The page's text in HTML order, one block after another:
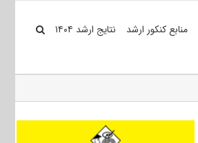
منابع کنکور ارشد نتایج ارشد ۱۴۰۴